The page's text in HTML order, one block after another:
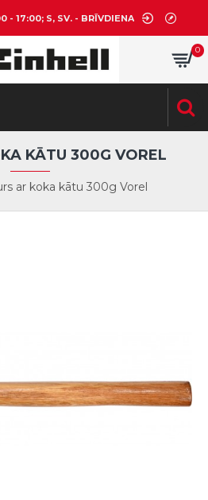
- 17:00; S, SV. - BRĪVDIENA
0
ar koka kātu 300g Vorel
KĀTU 300G VOREL